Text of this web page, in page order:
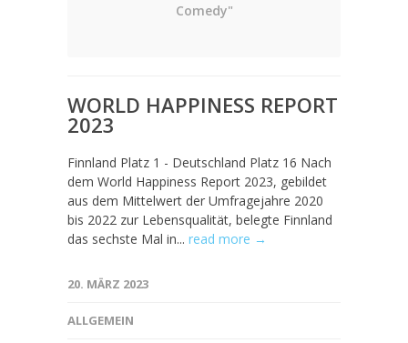
Comedy"
WORLD HAPPINESS REPORT
2023
Finnland Platz 1 - Deutschland Platz 16 Nach
dem World Happiness Report 2023, gebildet
aus dem Mittelwert der Umfragejahre 2020
bis 2022 zur Lebensqualität, belegte Finnland
das sechste Mal in... read more →
20. MÄRZ 2023
ALLGEMEIN